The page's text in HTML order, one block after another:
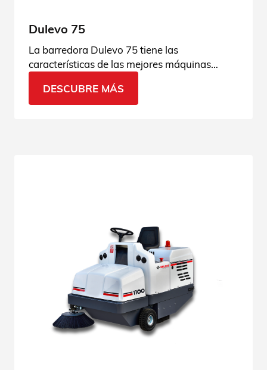
Dulevo 75
La barredora Dulevo 75 tiene las
características de las mejores máquinas
excepcionales. ¡Descúbrela!
DESCUBRE MÁS